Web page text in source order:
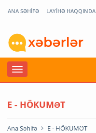
ANA SƏHİFƏ LAYİHƏ HAQQINDA
E - HÖKUMƏT
Ana Səhifə E - HÖKUMƏT